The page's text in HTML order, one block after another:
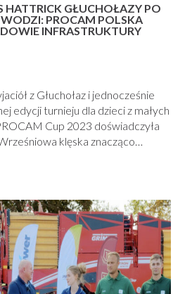
HATTRICK GŁUCHOŁAZY PO
PROCAM POLSKA
INFRASTRUKTURY
z Głuchołaz i jednocześnie
edycji turnieju dla dzieci z małych
Cup 2023 doświadczyła
klęska znacząco
trenują zawodnicy Klubu
w ogólnopolskim finale naszego
duchem...